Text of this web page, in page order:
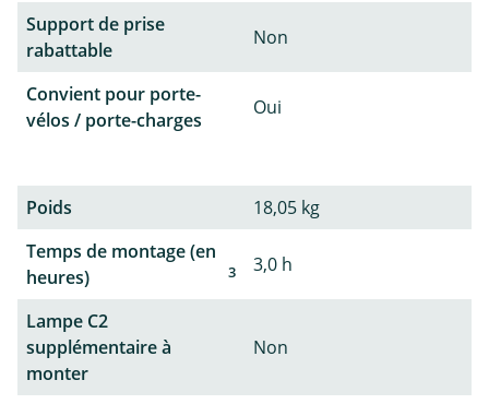
Support de prise
rabattable
Non
Convient pour porte-
vélos / porte-charges
Oui
Poids
18,05 kg
Temps de montage (en
heures)
3 3,0 h
Lampe C2
supplémentaire à
monter
Non